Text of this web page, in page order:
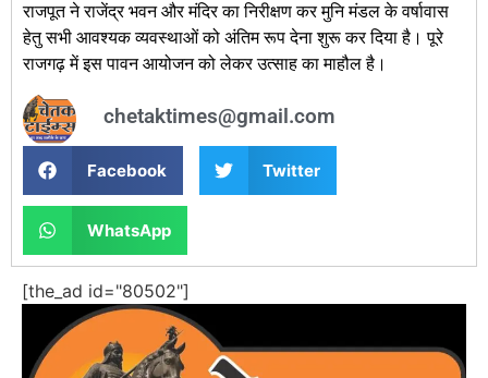
राजपूत ने राजेंद्र भवन और मंदिर का निरीक्षण कर मुनि मंडल के वर्षावास
हेतु सभी आवश्यक व्यवस्थाओं को अंतिम रूप देना शुरू कर दिया है। पूरे
राजगढ़ में इस पावन आयोजन को लेकर उत्साह का माहौल है।
chetaktimes@gmail.com
Facebook Twitter
WhatsApp
[the_ad id="80502"]